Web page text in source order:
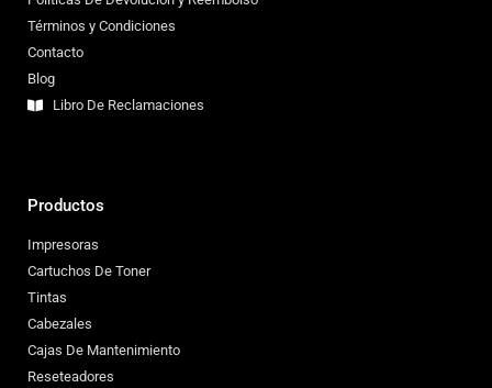
Términos y Condiciones
Contacto
Blog
Libro De Reclamaciones
Productos
Impresoras
Cartuchos De Toner
Tintas
Cabezales
Cajas De Mantenimiento
Reseteadores